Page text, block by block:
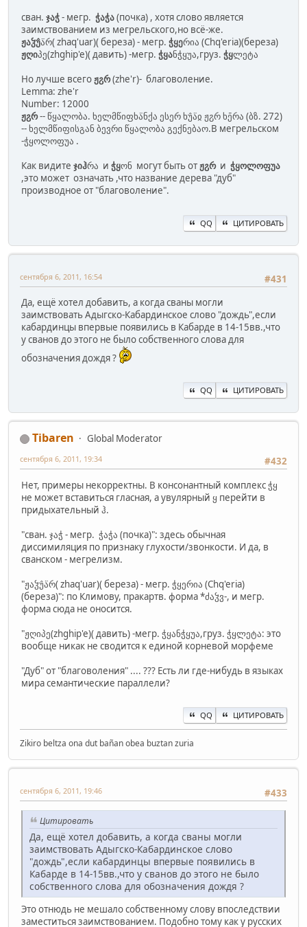
сван. ჯაჭ- мегр. ჭაჭა(почка) , хотя слово является
заимствованием из мегрельского,но всё-же.
ჟაჴუ̂ა̈რ( zhaq'uar)( береза) - мегр. ჭყერია (Сhq'eria)(береза)
ჟღიპე(zhghip'e)( давить) -мегр. ჭყანჭყუა,груз. ჭყლეტა
Но лучше всегоჟჷრ(zhe'r)- благоволение.
Lemma: zhe'r
Number: 12000
ჟჷრ-- წყალობა. ხელმწიფხა̈ნქა ესერ ხუ̂ა̈ჲ ჟჷრ ხე̄რა (ბზ. 272)
-- ხელმწიფისგან ბევრი წყალობა გექნებაო.В мегрельском
-ჭყოლოფუა .
Как видите ჯიჰრა и ჭყონ могут быть отჟჷრи ჭყოლოფუა
,это может означать ,что название дерева "дуб"
производное от "благоволение".
QQ ЦИТИРОВАТЬ
#431
сентября 6, 2011, 16:54
Да, ещё хотел добавить, а когда сваны могли
заимствовать Адыгско-Кабардинское слово "дождь",если
кабардинцы впервые появились в Кабарде в 14-15вв.,что
у сванов до этого не было собственного слова для
обозначения дождя ?
QQ ЦИТИРОВАТЬ
Tibaren
Global Moderator
#432
сентября 6, 2011, 19:34
Нет, примеры некорректны. В консонантный комплекс ჭყ
не может вставиться гласная, а увулярный ყ перейти в
придыхательный ჰ.
"сван. ჯაჭ - мегр. ჭაჭა (почка)": здесь обычная
диссимиляция по признаку глухости/звонкости. И да, в
сванском - мегрелизм.
"ჟაჴუ̂ა̈რ( zhaq'uar)( береза) - мегр. ჭყერია (Сhq'eria)
(береза)": по Климову, пракартв. форма *ძაჴვ-, и мегр.
форма сюда не оносится.
"ჟღიპე(zhghip'e)( давить) -мегр. ჭყანჭყუა,груз. ჭყლეტა: это
вообще никак не сводится к единой корневой морфеме
"Дуб" от "благоволения" .... ??? Есть ли где-нибудь в языках
мира семантические параллели?
QQ ЦИТИРОВАТЬ
Zikiro beltza ona dut bañan obea buztan zuria
#433
сентября 6, 2011, 19:46
Цитировать
Да, ещё хотел добавить, а когда сваны могли
заимствовать Адыгско-Кабардинское слово
"дождь",если кабардинцы впервые появились в
Кабарде в 14-15вв.,что у сванов до этого не было
собственного слова для обозначения дождя ?
Это отнюдь не мешало собственному слову впоследствии
заместиться заимствованием. Подобно тому как у русских